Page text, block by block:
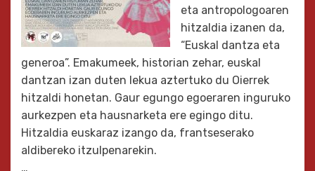
eta antropologoaren
hitzaldia izanen da,
“Euskal dantza eta
generoa”. Emakumeek, historian zehar, euskal
dantzan izan duten lekua aztertuko du Oierrek
hitzaldi honetan. Gaur egungo egoeraren inguruko
aurkezpen eta hausnarketa ere egingo ditu.
Hitzaldia euskaraz izango da, frantseserako
aldibereko itzulpenarekin.
…